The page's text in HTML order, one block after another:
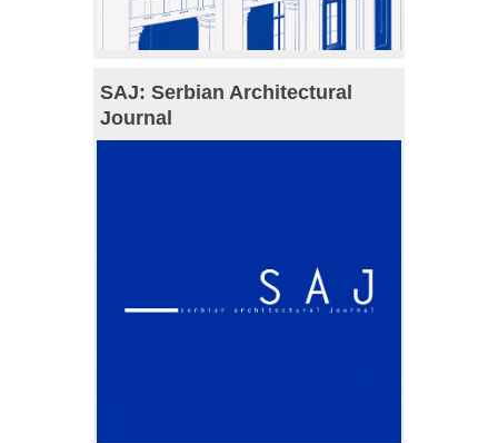
SAJ: Serbian Architectural
Journal